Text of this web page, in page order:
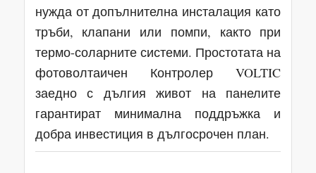
нужда от допълнителна инсталация като
тръби, клапани или помпи, както при
термо-соларните системи. Простотата на
фотоволтаичен Контролер VOLTIC
заедно с дългия живот на панелите
гарантират минимална поддръжка и
добра инвестиция в дългосрочен план.